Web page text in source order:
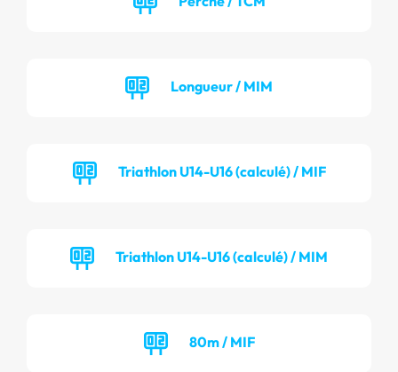
Longueur / MIM
Triathlon U14-U16 (calculé) / MIF
Triathlon U14-U16 (calculé) / MIM
80m / MIF